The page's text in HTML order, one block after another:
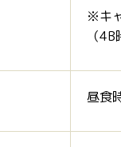
※キ
（
昼食